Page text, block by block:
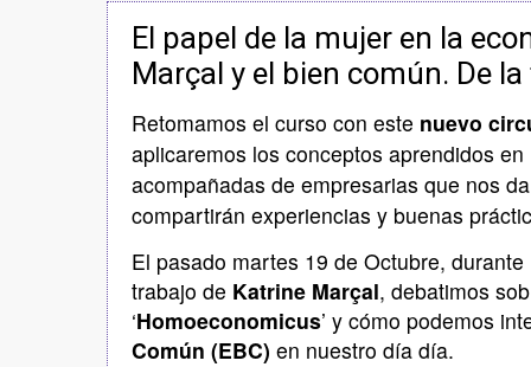
El papel de la mujer en la
Marçal y el bien común. De
Retomamos el curso con este nuevo
aplicaremos los conceptos aprendidos
acompañadas de empresarias que nos
compartirán experiencias y buenas
El pasado martes 19 de Octubre,
trabajo de Katrine Marçal, debatimos
‘Homoeconomicus’ y cómo podemos
Común (EBC) en nuestro día día.